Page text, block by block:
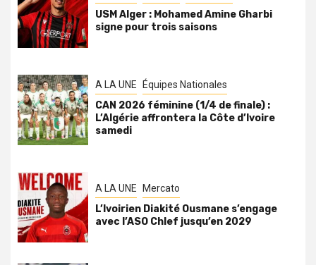
USM Alger : Mohamed Amine Gharbi
signe pour trois saisons
A LA UNE Équipes Nationales
CAN 2026 féminine (1/4 de finale) :
L’Algérie affrontera la Côte d’Ivoire
samedi
A LA UNE Mercato
L’Ivoirien Diakité Ousmane s’engage
avec l’ASO Chlef jusqu’en 2029